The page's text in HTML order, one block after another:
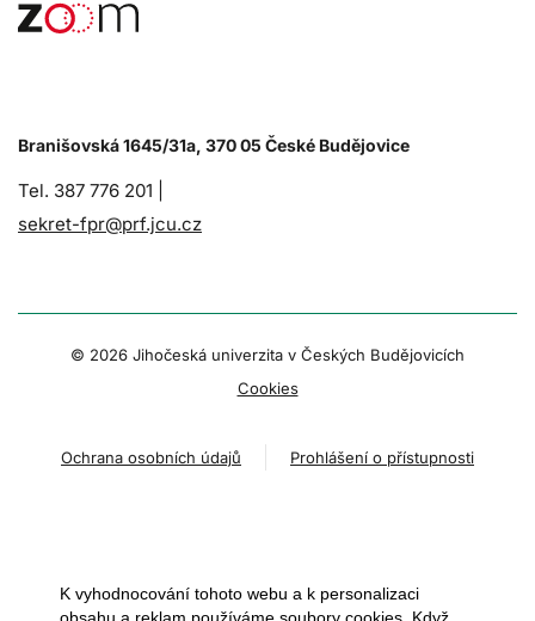
Branišovská 1645/31a, 370 05 České Budějovice
Tel. 387 776 201 |
sekret-fpr@prf.jcu.cz
© 2026 Jihočeská univerzita v Českých Budějovicích
Cookies
Ochrana osobních údajů Prohlášení o přístupnosti
K vyhodnocování tohoto webu a k personalizaci